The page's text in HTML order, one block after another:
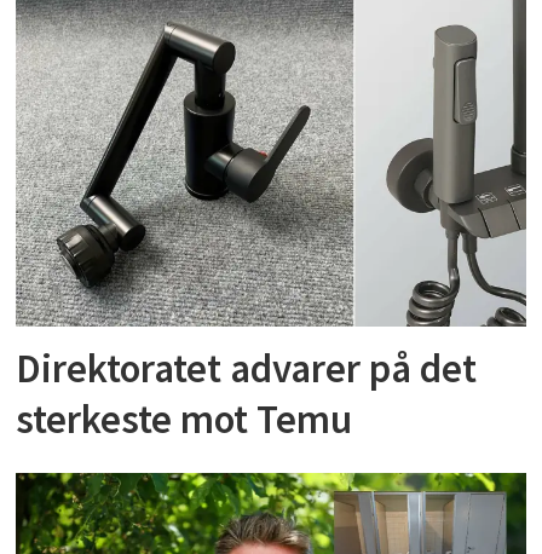
Direktoratet advarer på det
sterkeste mot Temu